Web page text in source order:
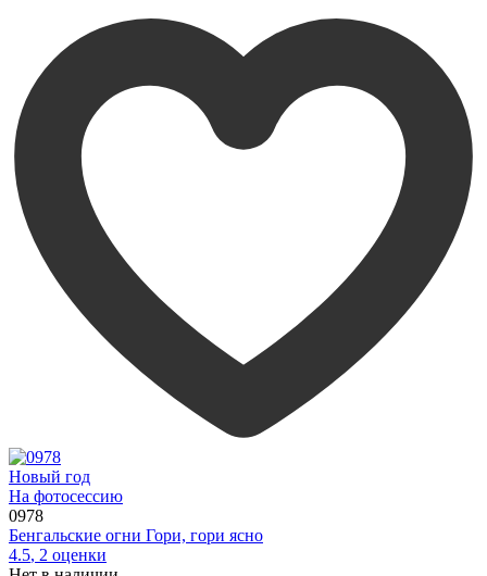
Новый год
На фотосессию
0978
Бенгальские огни Гори, гори ясно
4.5, 2 оценки